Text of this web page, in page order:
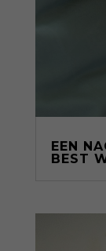
EEN
BEST